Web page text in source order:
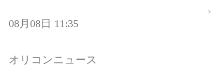
08月08日 11:35
オリコンニュース